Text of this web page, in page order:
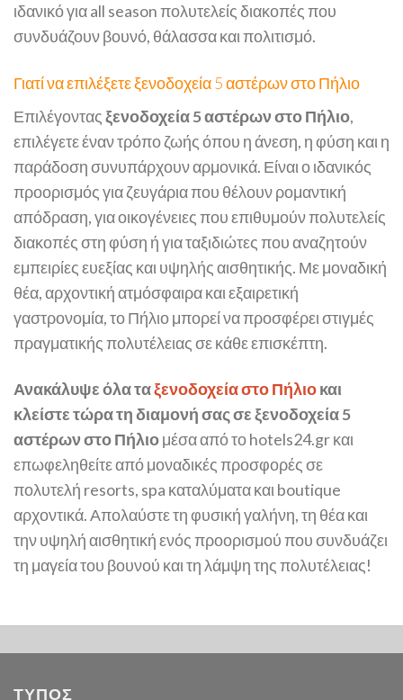
ιδανικό για all season πολυτελείς διακοπές που
συνδυάζουν βουνό, θάλασσα και πολιτισμό.
Γιατί να επιλέξετε ξενοδοχεία 5 αστέρων στο Πήλιο
Επιλέγονταςξενοδοχεία 5 αστέρων στο Πήλιο,
επιλέγετε έναν τρόπο ζωής όπου η άνεση, η φύση και η
παράδοση συνυπάρχουν αρμονικά. Είναι ο ιδανικός
προορισμός για ζευγάρια που θέλουν ρομαντική
απόδραση, για οικογένειες που επιθυμούν πολυτελείς
διακοπές στη φύση ή για ταξιδιώτες που αναζητούν
εμπειρίες ευεξίας και υψηλής αισθητικής. Με μοναδική
θέα, αρχοντική ατμόσφαιρα και εξαιρετική
γαστρονομία, το Πήλιο μπορεί να προσφέρει στιγμές
πραγματικής πολυτέλειας σε κάθε επισκέπτη.
Ανακάλυψε όλα ταξενοδοχεία στο Πήλιοκαι
κλείστε τώρα τη διαμονή σας σε ξενοδοχεία 5
αστέρων στο Πήλιομέσα από το hotels24.gr και
επωφεληθείτε από μοναδικές προσφορές σε
πολυτελή resorts, spa καταλύματα και boutique
αρχοντικά. Απολαύστε τη φυσική γαλήνη, τη θέα και
την υψηλή αισθητική ενός προορισμού που συνδυάζει
τη μαγεία του βουνού και τη λάμψη της πολυτέλειας!
ΤΥΠΟΣ